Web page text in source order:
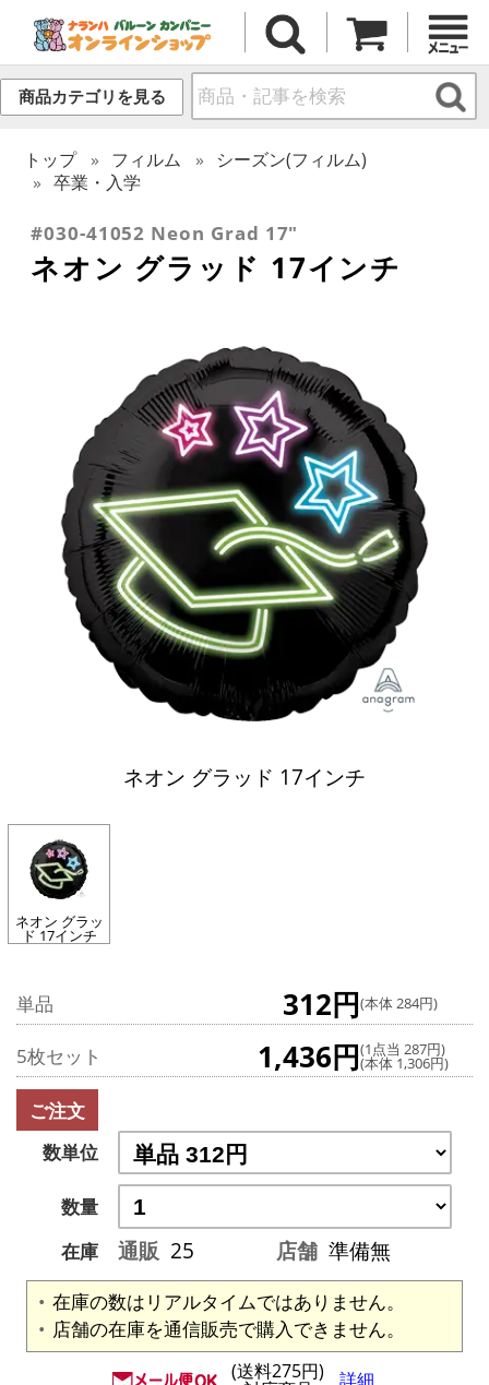
商品カテゴリを見る
トップ フィルム
シーズン(フィルム)
卒業・入学
#030-41052 Neon Grad 17"
ネオン グラッド 17インチ
ネオン グラッド 17インチ
ネオン グラッ
ド 17インチ
単品 312円(本体 284円)
5枚セット 1,436円(1点当 287円)
(本体 1,306円)
ご注文
数単位
数量
在庫
通販 25 店舗 準備無
在庫の数はリアルタイムではありません。
店舗の在庫を通信販売で購入できません。
(送料275円) 詳細